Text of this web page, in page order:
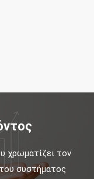
χρωματίζει τον
συστήματος